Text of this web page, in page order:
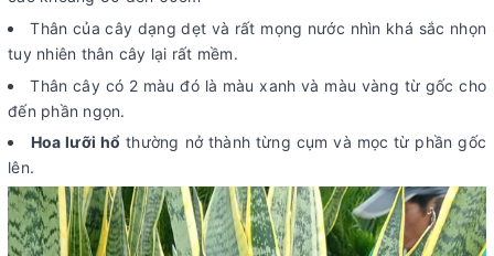
Thân của cây dạng dẹt và rất mọng nước nhìn khá sắc nhọn
tuy nhiên thân cây lại rất mềm.
Thân cây có 2 màu đó là màu xanh và màu vàng từ gốc cho
đến phần ngọn.
Hoa lưỡi hổ thường nở thành từng cụm và mọc từ phần gốc
lên.